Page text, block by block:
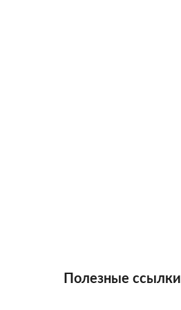
Полезные ссылки